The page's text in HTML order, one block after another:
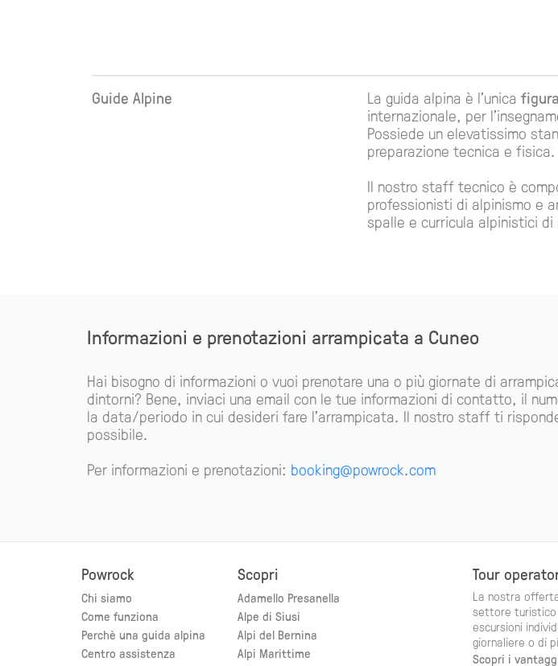
Guide Alpine La guida alpina è l'unica
internazionale, per
Possiede un elevatissimo
preparazione tecnica e fisica.
Il nostro staff tecnico è
professionisti di alpinismo e
spalle e curricula alpinistici di
Informazioni e prenotazioni arrampicata a Cuneo
Hai bisogno di informazioni o vuoi prenotare una o più giornate di
dintorni? Bene, inviaci una email con le tue informazioni di contatto, il
la data/periodo in cui desideri fare l'arrampicata. Il nostro staff ti
possibile.
Per informazioni e prenotazioni: booking@powrock.com
Powrock
Chi siamo
Come funziona
Perchè una guida alpina
Centro assistenza
Scopri
Adamello Presanella
Alpe di Siusi
Alpi del Bernina
Alpi Marittime
Tour
La nostra
settore turistico
escursioni
giornaliere o di
Scopri i